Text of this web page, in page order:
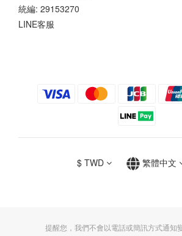
統編: 29153270
LINE客服
$ TWD 繁體中文
提醒您，我們不會以電話或簡訊方式通知